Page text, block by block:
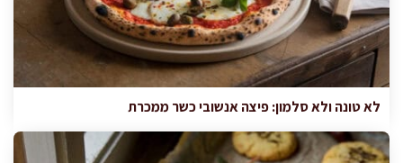
לא טונה ולא סלמון: פיצה אנשובי כשר ממכרת